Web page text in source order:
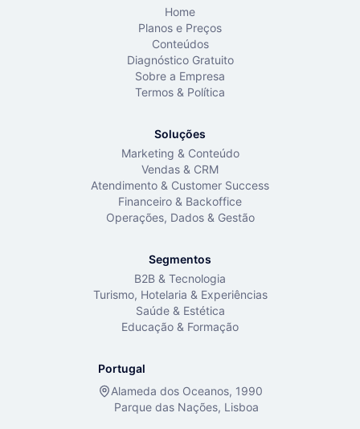
Home
Planos e Preços
Conteúdos
Diagnóstico Gratuito
Sobre a Empresa
Termos & Política
Soluções
Marketing & Conteúdo
Vendas & CRM
Atendimento & Customer Success
Financeiro & Backoffice
Operações, Dados & Gestão
Segmentos
B2B & Tecnologia
Turismo, Hotelaria & Experiências
Saúde & Estética
Educação & Formação
Portugal
Alameda dos Oceanos, 1990
Parque das Nações, Lisboa